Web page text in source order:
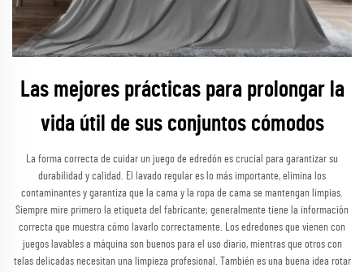
Las mejores prácticas para prolongar la
vida útil de sus conjuntos cómodos
La forma correcta de cuidar un juego de edredón es crucial para garantizar su
durabilidad y calidad. El lavado regular es lo más importante, elimina los
contaminantes y garantiza que la cama y la ropa de cama se mantengan limpias.
Siempre mire primero la etiqueta del fabricante; generalmente tiene la información
correcta que muestra cómo lavarlo correctamente. Los edredones que vienen con
juegos lavables a máquina son buenos para el uso diario, mientras que otros con
telas delicadas necesitan una limpieza profesional. También es una buena idea rotar